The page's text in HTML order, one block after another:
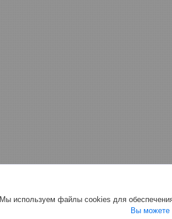
Мы используем файлы cookies для
Вы можете